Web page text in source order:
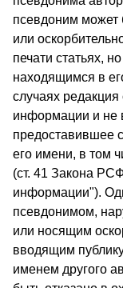
псевдоним может
или
печати статьях,
находящимся в
случаях редакция
информации и не
предоставившее
его имени, в том
(ст. 41 Закона
информации").
псевдонимом,
или носящим
вводящим
именем другого